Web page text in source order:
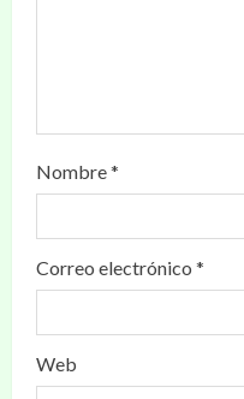
Nombre*
Correo electrónico *
Web